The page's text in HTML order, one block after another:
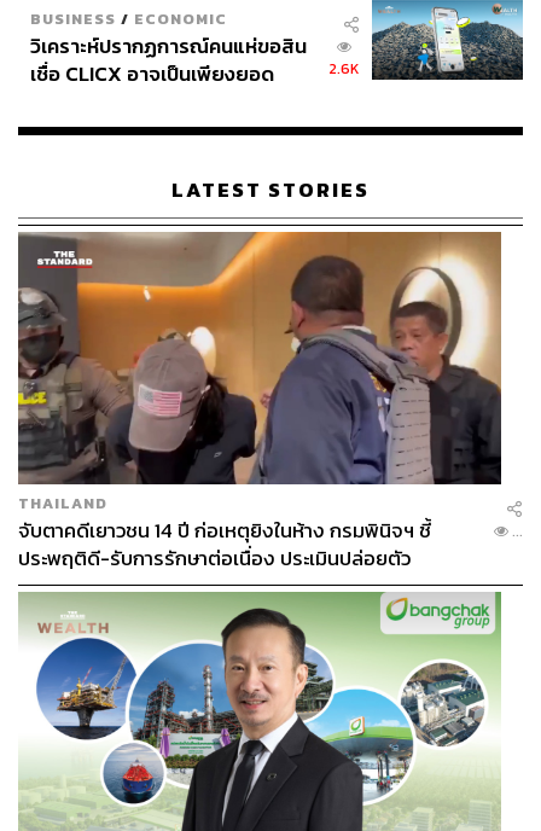
BUSINESS / ECONOMIC
วิเคราะห์ปรากฏการณ์คนแห่ขอสิน
เชื่อ CLICX อาจเป็นเพียงยอด
เรือนไทยที่ถูกซุกไว้
2.6K
LATEST STORIES
THAILAND
จับตาคดีเยาวชน 14 ปี ก่อเหตุยิงในห้าง กรมพินิจฯ ชี้
ประพฤติดี-รับการรักษาต่อเนื่อง ประเมินปล่อยตัว
...